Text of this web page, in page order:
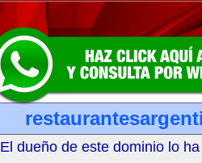
El dueño de este dominio lo